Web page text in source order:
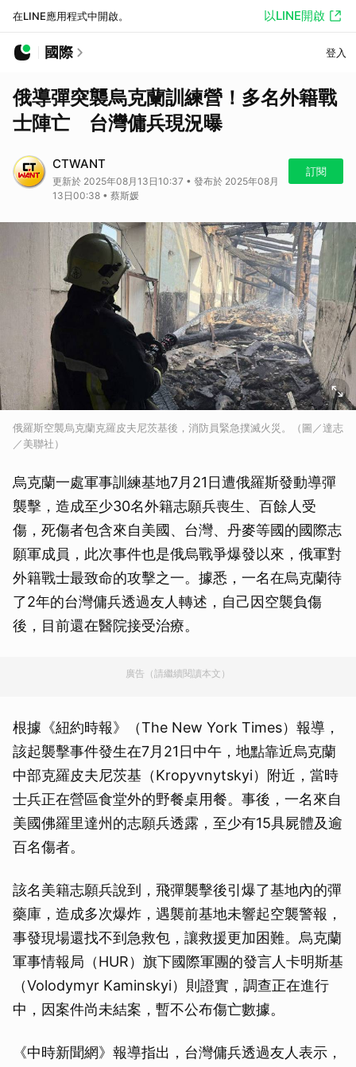
在LINE應用程式中開啟。 以LINE開啟
國際 登入
俄導彈突襲烏克蘭訓練營！多名外籍戰
士陣亡 台灣傭兵現況曝
CTWANT
更新於 2025年08月13日10:37 • 發布於 2025年08月
13日00:38 • 蔡斯媛
訂閱
俄羅斯空襲烏克蘭克羅皮夫尼茨基後，消防員緊急撲滅火災。（圖／達志
／美聯社）
烏克蘭一處軍事訓練基地7月21日遭俄羅斯發動導彈
襲擊，造成至少30名外籍志願兵喪生、百餘人受
傷，死傷者包含來自美國、台灣、丹麥等國的國際志
願軍成員，此次事件也是俄烏戰爭爆發以來，俄軍對
外籍戰士最致命的攻擊之一。據悉，一名在烏克蘭待
了2年的台灣傭兵透過友人轉述，自己因空襲負傷
後，目前還在醫院接受治療。
廣告（請繼續閱讀本文）
根據《紐約時報》（The New York Times）報導，
該起襲擊事件發生在7月21日中午，地點靠近烏克蘭
中部克羅皮夫尼茨基（Kropyvnytskyi）附近，當時
士兵正在營區食堂外的野餐桌用餐。事後，一名來自
美國佛羅里達州的志願兵透露，至少有15具屍體及逾
百名傷者。
該名美籍志願兵說到，飛彈襲擊後引爆了基地內的彈
藥庫，造成多次爆炸，遇襲前基地未響起空襲警報，
事發現場還找不到急救包，讓救援更加困難。烏克蘭
軍事情報局（HUR）旗下國際軍團的發言人卡明斯基
（Volodymyr Kaminskyi）則證實，調查正在進行
中，因案件尚未結案，暫不公布傷亡數據。
《中時新聞網》報導指出，台灣傭兵透過友人表示，